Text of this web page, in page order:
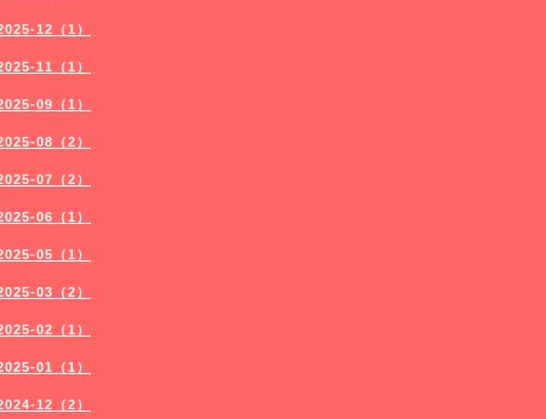
12（1）
11（1）
09（1）
08（2）
07（2）
06（1）
05（1）
03（2）
02（1）
01（1）
12（2）